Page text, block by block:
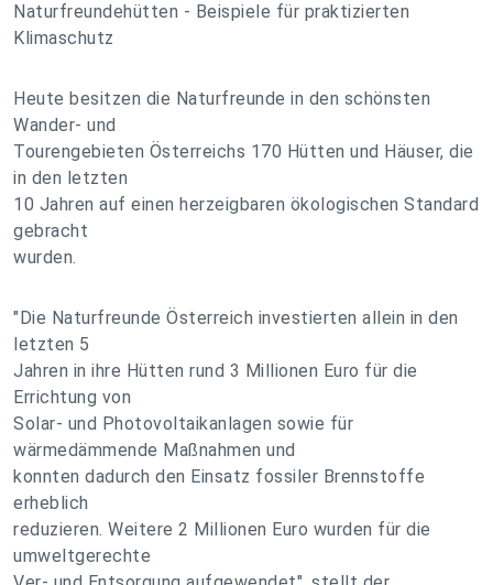
Naturfreundehütten - Beispiele für praktizierten
Klimaschutz
Heute besitzen die Naturfreunde in den schönsten
Wander- und
Tourengebieten Österreichs 170 Hütten und Häuser, die
in den letzten
10 Jahren auf einen herzeigbaren ökologischen Standard
gebracht
wurden.
"Die Naturfreunde Österreich investierten allein in den
letzten 5
Jahren in ihre Hütten rund 3 Millionen Euro für die
Errichtung von
Solar- und Photovoltaikanlagen sowie für
wärmedämmende Maßnahmen und
konnten dadurch den Einsatz fossiler Brennstoffe
erheblich
reduzieren. Weitere 2 Millionen Euro wurden für die
umweltgerechte